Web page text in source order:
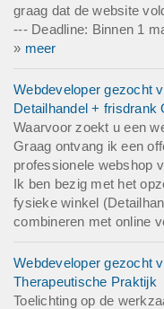
graag dat de website
--- Deadline: Binnen 1
» meer
Webdeveloper gezocht
Detailhandel + frisdrank
Waarvoor zoekt u een
Graag ontvang ik een
professionele webshop
Ik ben bezig met het
fysieke winkel
combineren met online
Webdeveloper gezocht
Therapeutische Praktijk
Toelichting op de